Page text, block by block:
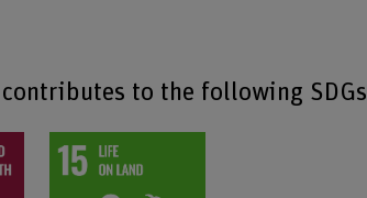
to the following SDGs